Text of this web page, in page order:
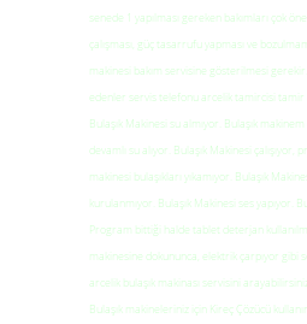
senede 1 yapılması gereken bakımları çok
çalışması, güç tasarrufu yapması ve
makinesi bakım servisine gösterilmesi
edenler servis telefonu arcelik tamircisi tamir
Bulaşık Makinesi su almıyor. Bulaşık makinem
devamlı su alıyor. Bulaşık Makinesi
makinesi bulaşıkları yıkamıyor. Bulaşık
kurulanmıyor. Bulaşık Makinesi ses yapıyor.
Program bittiği halde tablet deterjan
makinesine dokununca, elektrik çarpıyor gibi
arcelik bulaşık makinası servisini
Bulaşık makineleriniz için Kireç Çözücü